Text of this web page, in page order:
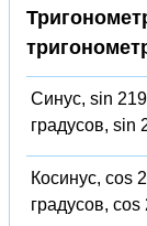
Синус, sin
градусов, sin
Косинус, cos
градусов, cos